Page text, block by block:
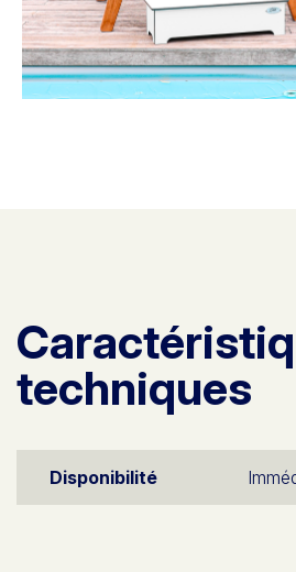
techniques
Disponibilité